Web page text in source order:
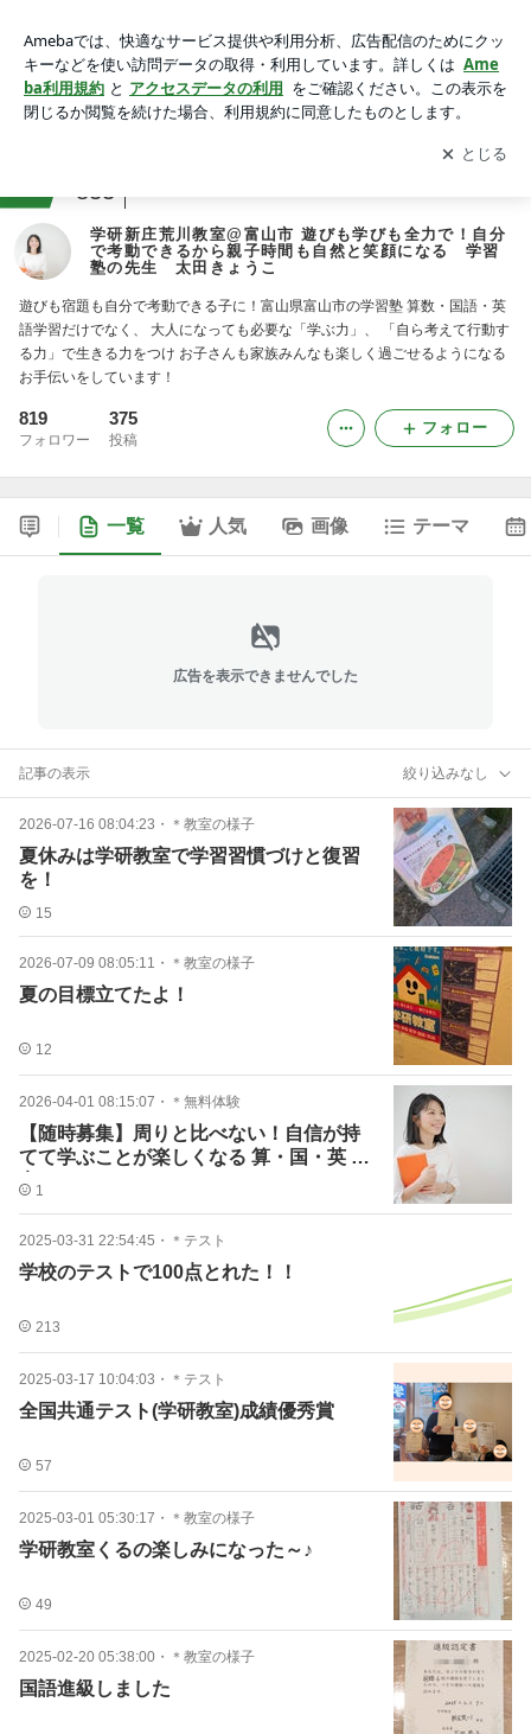
できるから親子時間も自然と笑顔になる 学習塾の先生 太田
きょうこ
アプリをダウンロードして ブログの更新通知
を受け取りまし
ょう。
開く
833
学研新庄荒川教室@富山市 遊びも学びも全力で！自分
で考動できるから親子時間も自然と笑顔になる 学習
塾の先生 太田きょうこ
遊びも宿題も自分で考動できる子に！富山県富山市の学習塾 算数・国語・英
語学習だけでなく、 大人になっても必要な「学ぶ力」、 「自ら考えて行動す
る力」で生きる力をつけ お子さんも家族みんなも楽しく過ごせるようになる
お手伝いをしています！
819
フォロワー
375
投稿
フォロー
一覧 人気 画像 テーマ
広告を表示できませんでした
記事の表示 絞り込みなし
2026-07-16 08:04:23 ・ ＊教室の様子
夏休みは学研教室で学習習慣づけと復習
を！
15
2026-07-09 08:05:11 ・ ＊教室の様子
夏の目標立てたよ！
12
2026-04-01 08:15:07 ・ ＊無料体験
【随時募集】周りと比べない！自信が持
てて学ぶことが楽しくなる 算・国・英 教
室1
2025-03-31 22:54:45 ・ ＊テスト
学校のテストで100点とれた！！
213
2025-03-17 10:04:03 ・ ＊テスト
全国共通テスト(学研教室)成績優秀賞
57
2025-03-01 05:30:17 ・ ＊教室の様子
学研教室くるの楽しみになった～♪
49
2025-02-20 05:38:00 ・ ＊教室の様子
国語進級しました